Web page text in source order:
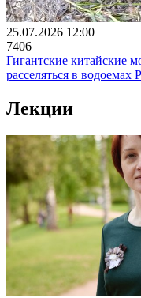
25.07.2026 12:00
7406
Гигантские китайские
расселяться в водоемах
Лекции